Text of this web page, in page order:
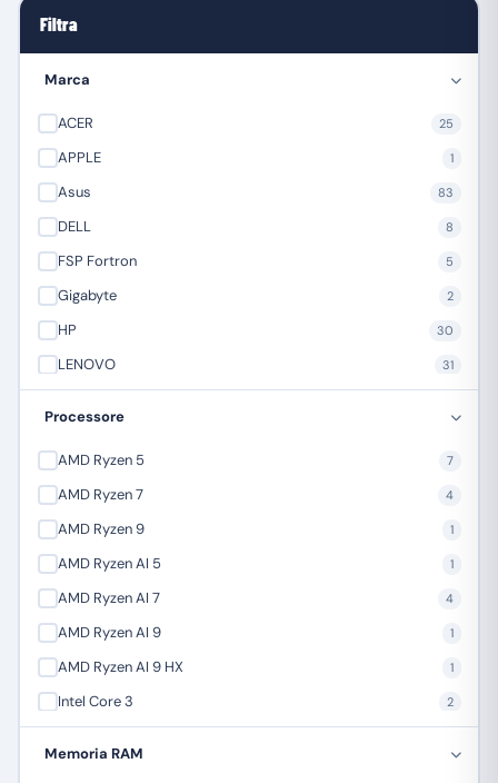
Filtra
Marca
ACER 25
APPLE 1
Asus 83
DELL 8
FSP Fortron 5
Gigabyte 2
HP 30
LENOVO 31
NGS 5
Orico 1
SAMSUNG 16
Processore
AMD Ryzen 5 7
AMD Ryzen 7 4
AMD Ryzen 9 1
AMD Ryzen AI 5 1
AMD Ryzen AI 7 4
AMD Ryzen AI 9 1
AMD Ryzen AI 9 HX 1
Intel Core 3 2
Memoria RAM